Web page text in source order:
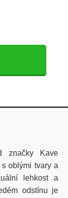
značky Kave
oblými tvary a
lehkost a
odstínu je